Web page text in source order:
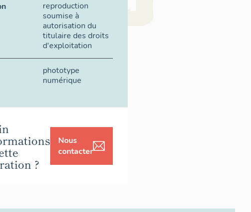
reproduction
soumise à
autorisation du
titulaire des droits
d'exploitation
phototype
numérique
?
Nous
contacter